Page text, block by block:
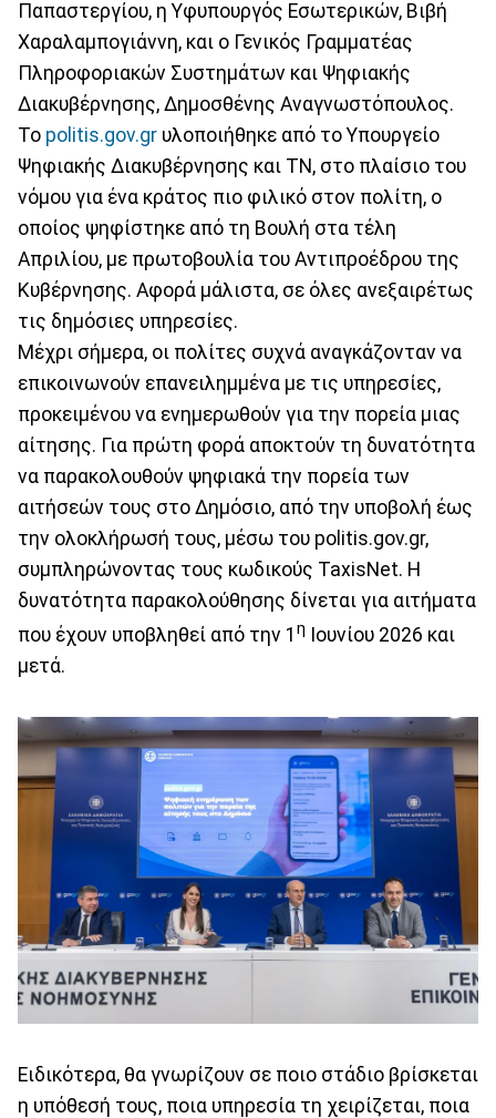
Παπαστεργίου, η Υφυπουργός Εσωτερικών, Βιβή
Χαραλαμπογιάννη, και ο Γενικός Γραμματέας
Πληροφοριακών Συστημάτων και Ψηφιακής
Διακυβέρνησης, Δημοσθένης Αναγνωστόπουλος.
Το politis.gov.gr υλοποιήθηκε από το Υπουργείο
Ψηφιακής Διακυβέρνησης και ΤΝ, στο πλαίσιο του
νόμου για ένα κράτος πιο φιλικό στον πολίτη, ο
οποίος ψηφίστηκε από τη Βουλή στα τέλη
Απριλίου, με πρωτοβουλία του Αντιπροέδρου της
Κυβέρνησης. Αφορά μάλιστα, σε όλες ανεξαιρέτως
τις δημόσιες υπηρεσίες.
Μέχρι σήμερα, οι πολίτες συχνά αναγκάζονταν να
επικοινωνούν επανειλημμένα με τις υπηρεσίες,
προκειμένου να ενημερωθούν για την πορεία μιας
αίτησης. Για πρώτη φορά αποκτούν τη δυνατότητα
να παρακολουθούν ψηφιακά την πορεία των
αιτήσεών τους στο Δημόσιο, από την υποβολή έως
την ολοκλήρωσή τους, μέσω του politis.gov.gr,
συμπληρώνοντας τους κωδικούς TaxisNet. H
δυνατότητα παρακολούθησης δίνεται για αιτήματα
που έχουν υποβληθεί από την 1 η Ιουνίου 2026 και
μετά.
Ειδικότερα, θα γνωρίζουν σε ποιο στάδιο βρίσκεται
η υπόθεσή τους, ποια υπηρεσία τη χειρίζεται, ποια